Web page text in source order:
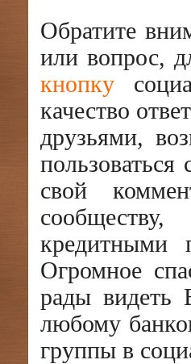
Обратите
или вопрос,
кнопку
качество
друзьями,
свой
кредитными
Огромное
рады видеть
любому
группы в